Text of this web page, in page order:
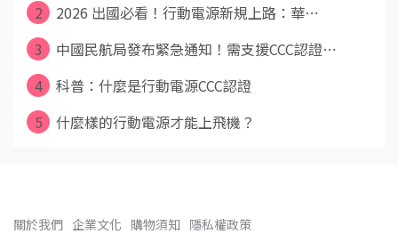
2
2026 出國必看！行動電源新規上路：華⋯
3
中國民航局發布緊急通知！需支援CCC認證⋯
4
科普：什麼是行動電源CCC認證
5
什麼樣的行動電源才能上飛機？
關於我們 企業文化 購物須知 隱私權政策